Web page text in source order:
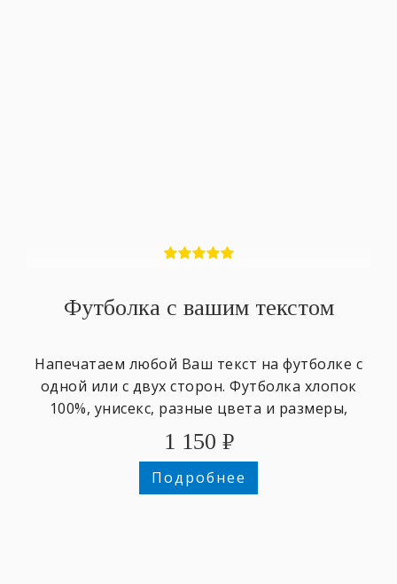
Футболка с вашим текстом
Напечатаем любой Ваш текст на футболке с
одной или с двух сторон. Футболка хлопок
100%, унисекс, разные цвета и размеры,
1 150 ₽
Подробнее